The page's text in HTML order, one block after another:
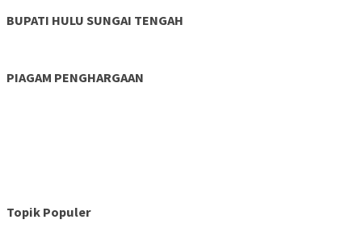
BUPATI HULU SUNGAI TENGAH
PIAGAM PENGHARGAAN
Topik Populer